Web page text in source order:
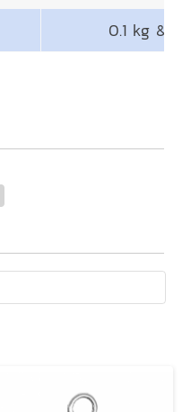
0.1 kg &